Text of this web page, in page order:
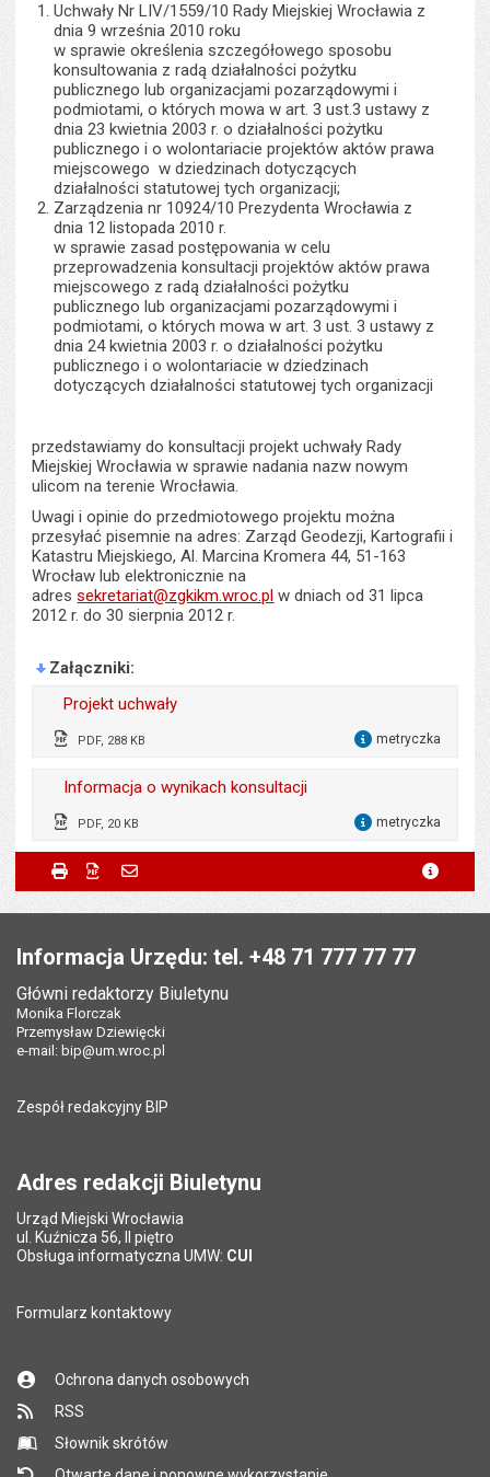
Uchwały Nr LIV/1559/10 Rady Miejskiej Wrocławia z
dnia 9 września 2010 roku
w sprawie określenia szczegółowego sposobu
konsultowania z radą działalności pożytku
publicznego lub organizacjami pozarządowymi i
podmiotami, o których mowa w art. 3 ust.3 ustawy z
dnia 23 kwietnia 2003 r. o działalności pożytku
publicznego i o wolontariacie projektów aktów prawa
miejscowego w dziedzinach dotyczących
działalności statutowej tych organizacji;
Zarządzenia nr 10924/10 Prezydenta Wrocławia z
dnia 12 listopada 2010 r.
w sprawie zasad postępowania w celu
przeprowadzenia konsultacji projektów aktów prawa
miejscowego z radą działalności pożytku
publicznego lub organizacjami pozarządowymi i
podmiotami, o których mowa w art. 3 ust. 3 ustawy z
dnia 24 kwietnia 2003 r. o działalności pożytku
publicznego i o wolontariacie w dziedzinach
dotyczących działalności statutowej tych organizacji
przedstawiamy do konsultacji projekt uchwały Rady
Miejskiej Wrocławia w sprawie nadania nazw nowym
ulicom na terenie Wrocławia.
Uwagi i opinie do przedmiotowego projektu można
przesyłać pisemnie na adres: Zarząd Geodezji, Kartografii i
Katastru Miejskiego, Al. Marcina Kromera 44, 51-163
Wrocław lub elektronicznie na
adressekretariat@zgkikm.wroc.pl w dniach od 31 lipca
2012 r. do 30 sierpnia 2012 r.
Załączniki
Projekt uchwały
PDF, 288 KB metryczka
Wytworzył:
Mira Harhala
Data wytworzenia:
Opublikował w BIP:
Monika Florczak
Data opublikowania:
Informacja o wynikach konsultacji
PDF, 20 KB metryczka
Wytworzył:
Data wytworzenia:
31.07.2012
Data opublikowania:
31.07.2012 12:13
Liczba pobrań:
Metryczka
Podmiot udostępniający:
Urząd Miejski Wrocławia
Opublikował w BIP:
Data opublikowania:
Powiadom znajomego
Powiadom znajomego
Twoje imię i nazwisko
Twój adres e-mail Pole wymagane
Tytuł e-mailaPole wymagane
*
Adres e-mail znajomego
Pytanie antyspamowe
*
Pole wymagane
Drukuj Zapisz do PDF
Informacja Urzędu: tel. +48 71 777 77 77
Główni redaktorzy Biuletynu
Monika Florczak
Przemysław Dziewięcki
e-mail: bip@um.wroc.pl
Zespół redakcyjny BIP
Adres redakcji Biuletynu
Urząd Miejski Wrocławia
ul. Kuźnicza 56, II piętro
Obsługa informatyczna UMW: CUI
Formularz kontaktowy
Ochrona danych osobowych
RSS
Słownik skrótów